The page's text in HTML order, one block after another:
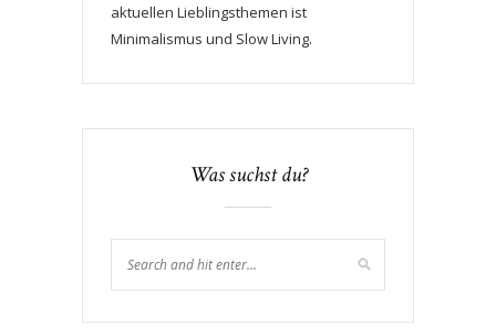
aktuellen Lieblingsthemen ist
Minimalismus und Slow Living.
Was suchst du?